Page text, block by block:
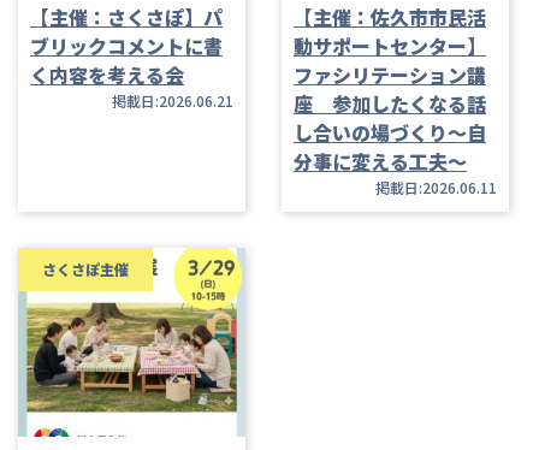
【主催：さくさぽ】パ
ブリックコメントに書
く内容を考える会
掲載日:2026.06.21
【主催：佐久市市民活
動サポートセンター】
ファシリテーション講
座 参加したくなる話
し合いの場づくり～自
分事に変える工夫～
掲載日:2026.06.11
さくさぽ主催